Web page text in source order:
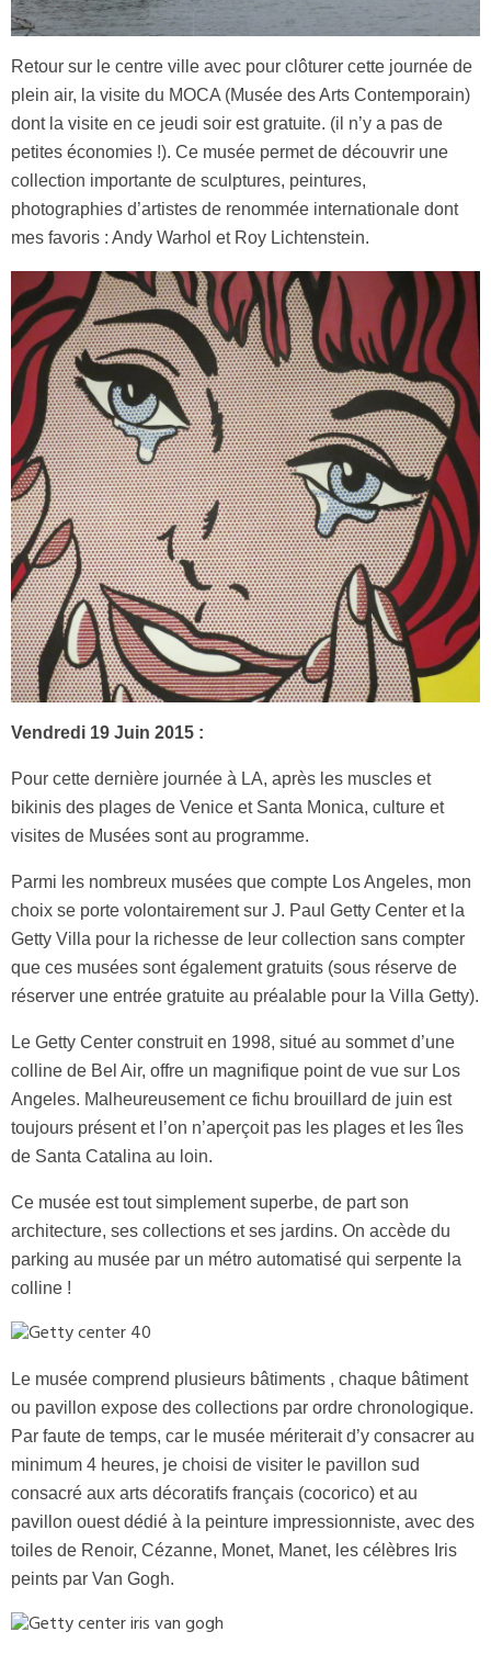
Retour sur le centre ville avec pour clôturer cette journée de
plein air, la visite du MOCA (Musée des Arts Contemporain)
dont la visite en ce jeudi soir est gratuite. (il n’y a pas de
petites économies !). Ce musée permet de découvrir une
collection importante de sculptures, peintures,
photographies d’artistes de renommée internationale dont
mes favoris : Andy Warhol et Roy Lichtenstein.
Vendredi 19 Juin 2015 :
Pour cette dernière journée à LA, après les muscles et
bikinis des plages de Venice et Santa Monica, culture et
visites de Musées sont au programme.
Parmi les nombreux musées que compte Los Angeles, mon
choix se porte volontairement sur J. Paul Getty Center et la
Getty Villa pour la richesse de leur collection sans compter
que ces musées sont également gratuits (sous réserve de
réserver une entrée gratuite au préalable pour la Villa Getty).
Le Getty Center construit en 1998, situé au sommet d’une
colline de Bel Air, offre un magnifique point de vue sur Los
Angeles. Malheureusement ce fichu brouillard de juin est
toujours présent et l’on n’aperçoit pas les plages et les îles
de Santa Catalina au loin.
Ce musée est tout simplement superbe, de part son
architecture, ses collections et ses jardins. On accède du
parking au musée par un métro automatisé qui serpente la
colline !
Le musée comprend plusieurs bâtiments , chaque bâtiment
ou pavillon expose des collections par ordre chronologique.
Par faute de temps, car le musée mériterait d’y consacrer au
minimum 4 heures, je choisi de visiter le pavillon sud
consacré aux arts décoratifs français (cocorico) et au
pavillon ouest dédié à la peinture impressionniste, avec des
toiles de Renoir, Cézanne, Monet, Manet, les célèbres Iris
peints par Van Gogh.